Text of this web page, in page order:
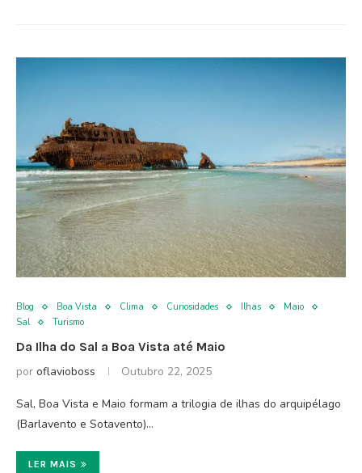
Blog Boa Vista Clima Curiosidades Ilhas
Maio
Sal
Turismo
Da Ilha do Sal a Boa Vista até Maio
por oflavioboss Outubro 22, 2025
Sal, Boa Vista e Maio formam a trilogia de ilhas do arquipélago
(Barlavento e Sotavento)…
LER MAIS